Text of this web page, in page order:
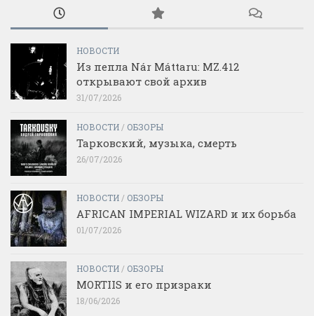
НОВОСТИ
Из пепла Nár Máttaru: MZ.412
открывают свой архив
31/07/2026
НОВОСТИ / ОБЗОРЫ
Тарковский, музыка, смерть
26/07/2026
НОВОСТИ / ОБЗОРЫ
AFRICAN IMPERIAL WIZARD и их борьба
01/07/2026
НОВОСТИ / ОБЗОРЫ
MORTIIS и его призраки
18/06/2026